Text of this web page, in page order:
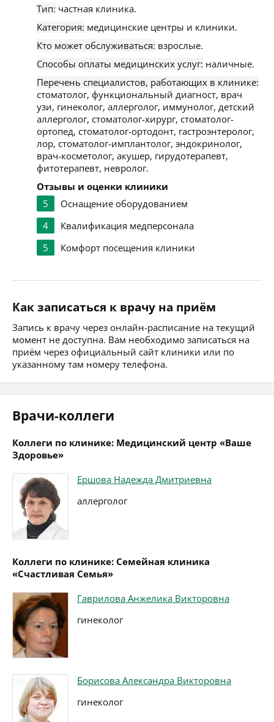
Тип: частная клиника.
Категория: медицинские центры и клиники.
Кто может обслуживаться: взрослые.
Способы оплаты медицинских услуг: наличные.
Перечень специалистов, работающих в клинике:
стоматолог, функциональный диагност, врач
узи, гинеколог, аллерголог, иммунолог, детский
аллерголог, стоматолог-хирург, стоматолог-
ортопед, стоматолог-ортодонт, гастроэнтеролог,
лор, стоматолог-имплантолог, эндокринолог,
врач-косметолог, акушер, гирудотерапевт,
фитотерапевт, невролог.
Отзывы и оценки клиники
5
Оснащение оборудованием
4
Квалификация медперсонала
5
Комфорт посещения клиники
Как записаться к врачу на приём
Запись к врачу через онлайн-расписание на текущий
момент не доступна. Вам необходимо записаться на
приём через официальный сайт клиники или по
указанному там номеру телефона.
Врачи-коллеги
Коллеги по клинике: Медицинский центр «Ваше
Здоровье»
Ершова Надежда Дмитриевна
аллерголог
Коллеги по клинике: Семейная клиника
«Счастливая Семья»
Гаврилова Анжелика Викторовна
гинеколог
Борисова Александра Викторовна
гинеколог